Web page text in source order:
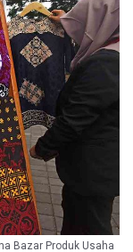
Bazar Produk Usaha